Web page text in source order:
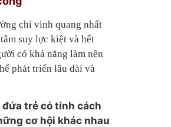
chỉ vinh quang nhất
suy lực kiệt và hết
có khả năng làm nên
phát triển lâu dài và
trẻ có tính cách
cơ hội khác nhau